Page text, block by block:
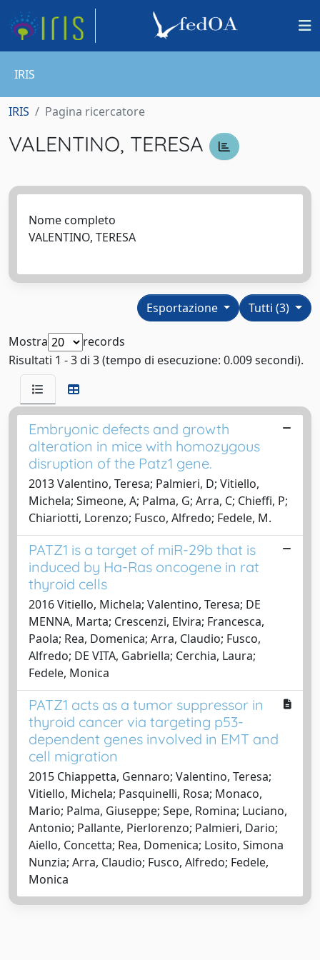
IRIS
IRIS Pagina ricercatore
VALENTINO, TERESA
Nome completo
VALENTINO, TERESA
Tutti (3)
Esportazione
Mostra
records
Risultati 1 - 3 di 3 (tempo di esecuzione: 0.009 secondi).
Embryonic defects and growth
alteration in mice with homozygous
disruption of the Patz1 gene.
2013 Valentino, Teresa; Palmieri, D; Vitiello,
Michela; Simeone, A; Palma, G; Arra, C; Chieffi, P;
Chiariotti, Lorenzo; Fusco, Alfredo; Fedele, M.
PATZ1 is a target of miR-29b that is
induced by Ha-Ras oncogene in rat
thyroid cells
2016 Vitiello, Michela; Valentino, Teresa; DE
MENNA, Marta; Crescenzi, Elvira; Francesca,
Paola; Rea, Domenica; Arra, Claudio; Fusco,
Alfredo; DE VITA, Gabriella; Cerchia, Laura;
Fedele, Monica
PATZ1 acts as a tumor suppressor in
thyroid cancer via targeting p53-
dependent genes involved in EMT and
cell migration
2015 Chiappetta, Gennaro; Valentino, Teresa;
Vitiello, Michela; Pasquinelli, Rosa; Monaco,
Mario; Palma, Giuseppe; Sepe, Romina; Luciano,
Antonio; Pallante, Pierlorenzo; Palmieri, Dario;
Aiello, Concetta; Rea, Domenica; Losito, Simona
Nunzia; Arra, Claudio; Fusco, Alfredo; Fedele,
Monica